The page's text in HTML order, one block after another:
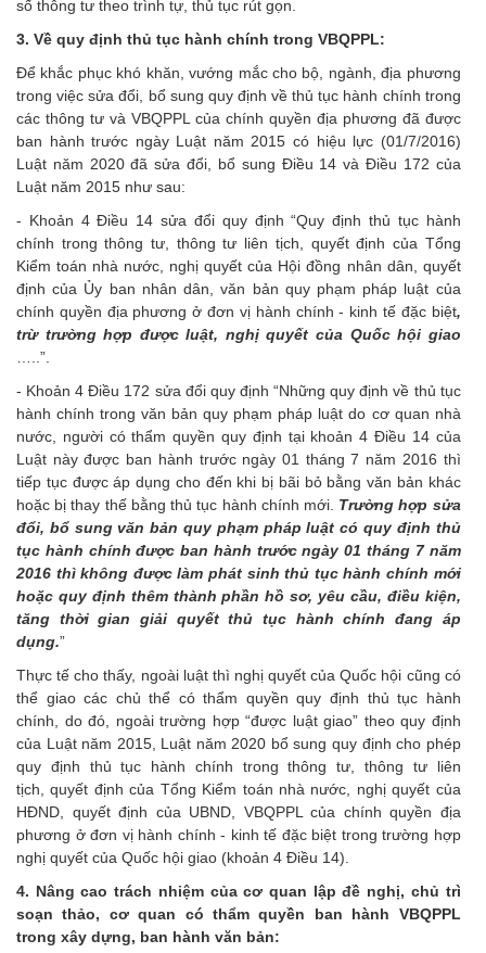
số thông tư theo trình tự, thủ tục rút gọn.
3. Về quy định thủ tục hành chính trong VBQPPL:
Để khắc phục khó khăn, vướng mắc cho bộ, ngành, địa phương
trong việc sửa đổi, bổ sung quy định về thủ tục hành chính trong
các thông tư và VBQPPL của chính quyền địa phương đã được
ban hành trước ngày Luật năm 2015 có hiệu lực (01/7/2016)
Luật năm 2020 đã sửa đổi, bổ sung Điều 14 và Điều 172 của
Luật năm 2015 như sau:
- Khoản 4 Điều 14 sửa đổi quy định “Quy định thủ tục hành
chính trong thông tư, thông tư liên tịch, quyết định của Tổng
Kiểm toán nhà nước, nghị quyết của Hội đồng nhân dân, quyết
định của Ủy ban nhân dân, văn bản quy phạm pháp luật của
chính quyền địa phương ở đơn vị hành chính - kinh tế đặc biệt,
trừ trường hợp được luật, nghị quyết của Quốc hội giao
…..”.
- Khoản 4 Điều 172 sửa đổi quy định “Những quy định về thủ tục
hành chính trong văn bản quy phạm pháp luật do cơ quan nhà
nước, người có thẩm quyền quy định tại khoản 4 Điều 14 của
Luật này được ban hành trước ngày 01 tháng 7 năm 2016 thì
tiếp tục được áp dụng cho đến khi bị bãi bỏ bằng văn bản khác
hoặc bị thay thế bằng thủ tục hành chính mới. Trường hợp sửa
đổi, bổ sung văn bản quy phạm pháp luật có quy định thủ
tục hành chính được ban hành trước ngày 01 tháng 7 năm
2016 thì không được làm phát sinh thủ tục hành chính mới
hoặc quy định thêm thành phần hồ sơ, yêu cầu, điều kiện,
tăng thời gian giải quyết thủ tục hành chính đang áp
dụng.”
Thực tế cho thấy, ngoài luật thì nghị quyết của Quốc hội cũng có
thể giao các chủ thể có thẩm quyền quy định thủ tục hành
chính, do đó, ngoài trường hợp “được luật giao” theo quy định
của Luật năm 2015, Luật năm 2020 bổ sung quy định cho phép
quy định thủ tục hành chính trong thông tư, thông tư liên
tịch, quyết định của Tổng Kiểm toán nhà nước, nghị quyết của
HĐND, quyết định của UBND, VBQPPL của chính quyền địa
phương ở đơn vị hành chính - kinh tế đặc biệt trong trường hợp
nghị quyết của Quốc hội giao (khoản 4 Điều 14).
4. Nâng cao trách nhiệm của cơ quan lập đề nghị, chủ trì
soạn thảo, cơ quan có thẩm quyền ban hành VBQPPL
trong xây dựng, ban hành văn bản: